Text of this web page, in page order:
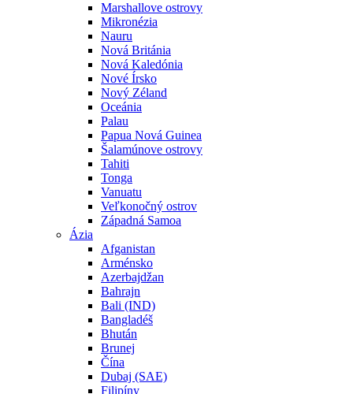
Marshallove ostrovy
Mikronézia
Nauru
Nová Británia
Nová Kaledónia
Nové Írsko
Nový Zéland
Oceánia
Palau
Papua Nová Guinea
Šalamúnove ostrovy
Tahiti
Tonga
Vanuatu
Veľkonočný ostrov
Západná Samoa
Ázia
Afganistan
Arménsko
Azerbajdžan
Bahrajn
Bali (IND)
Bangladéš
Bhután
Brunej
Čína
Dubaj (SAE)
Filipíny